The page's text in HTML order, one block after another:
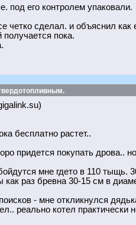
под его контролем упаковали.
четко сделал. и объяснил как
пока.
бесплатно растет..
придется покупать дрова..
мне гдето в 110 тыщь.
раз бревна 30-15 см в
- мне откликнулся
реально котел практически